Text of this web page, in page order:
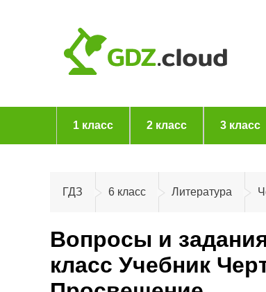
1 класс 2 класс 3 класс
ГДЗ 6 класс Литература
Вопросы и
класс Учебник